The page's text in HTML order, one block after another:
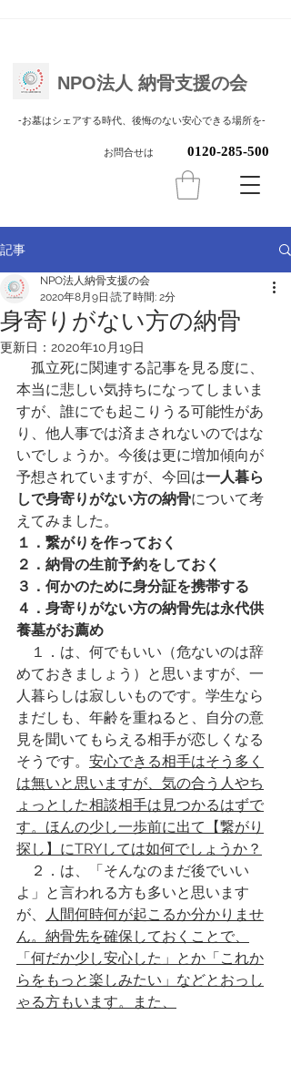
NPO法人 納骨支援の会
​-お墓はシェアする時代、後悔のない安心できる場所を-
お問合せは 0120-285-500
記事
身寄りがない方の納骨
NPO法人納骨支援の会
2020年8月9日 読了時間: 2分
更新日： 2020年10月19日
孤立死に関連する記事を見る度に、
本当に悲しい気持ちになってしまいま
すが、誰にでも起こりうる可能性があ
り、他人事では済まされないのではな
いでしょうか。今後は更に増加傾向が
予想されていますが、今回は一人暮ら
しで身寄りがない方の納骨について考
えてみました。
１．繋がりを作っておく
２．納骨の生前予約をしておく
３．何かのために身分証を携帯する
４．身寄りがない方の納骨先は永代供
養墓がお薦め
１．は、何でもいい（危ないのは辞
めておきましょう）と思いますが、一
人暮らしは寂しいものです。学生なら
まだしも、年齢を重ねると、自分の意
見を聞いてもらえる相手が恋しくなる
そうです。 安心できる相手はそう多く
は無いと思いますが、気の合う人やち
ょっとした相談相手は見つかるはずで
す。ほんの少し一歩前に出て【繋がり
探し】にTRYしては如何でしょうか？
２．は、「そんなのまだ後でいい
よ」と言われる方も多いと思います
が、
人間何時何が起こるか分かりませ
ん。納骨先を確保しておくことで、
「何だか少し安心した」とか「これか
らをもっと楽しみたい」などとおっし
ゃる方もいます。また、